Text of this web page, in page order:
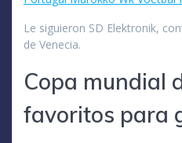
Le siguieron SD Elektronik,
de Venecia.
Copa mundial
favoritos para